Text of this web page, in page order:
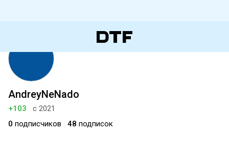
AndreyNeNado
+103
с 2021
0 подписчиков 48 подписок